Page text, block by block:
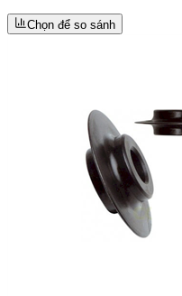
Chọn để so sánh